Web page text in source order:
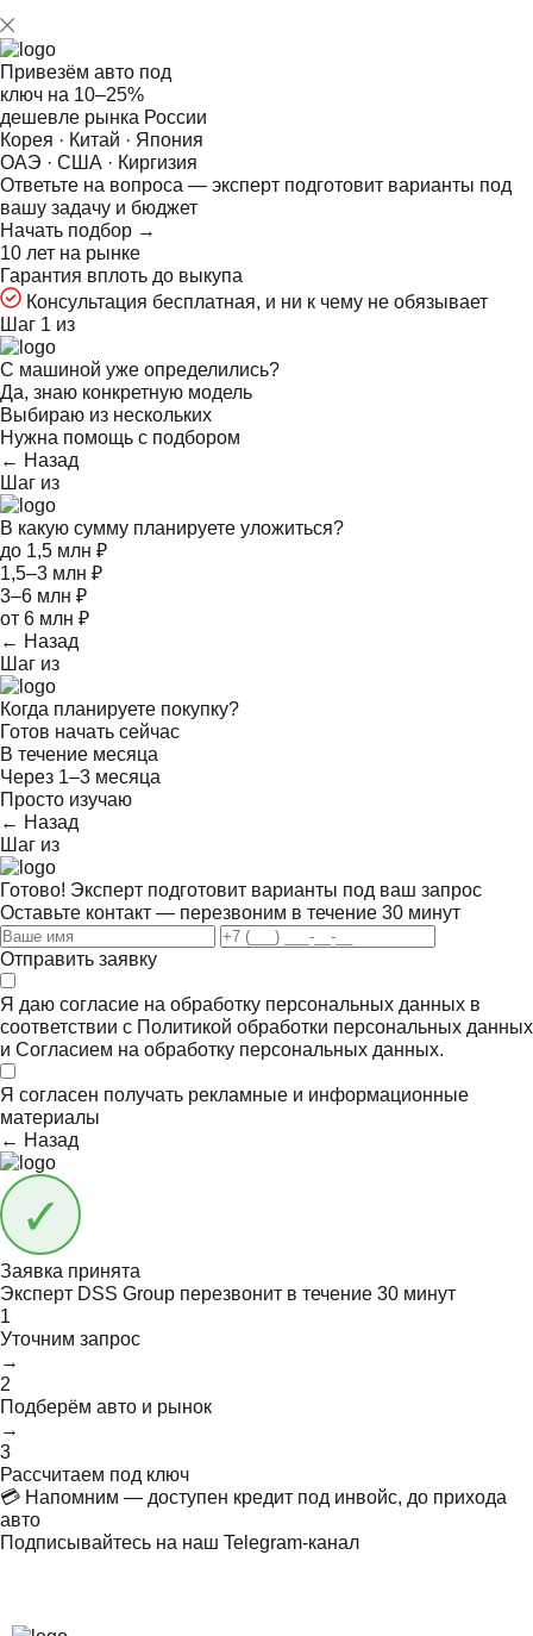
Привезём авто под
ключ на 10–25%
дешевле рынка России
Корея · Китай · Япония
ОАЭ · США · Киргизия
Ответьте на вопроса — эксперт подготовит варианты под
вашу задачу и бюджет
Начать подбор →
10 лет на рынке
Гарантия вплоть до выкупа
Консультация бесплатная, и ни к чему не обязывает
Шаг 1 из
С машиной уже определились?
Да, знаю конкретную модель
Выбираю из нескольких
Нужна помощь с подбором
← Назад
Шаг из
В какую сумму планируете уложиться?
до 1,5 млн ₽
1,5–3 млн ₽
3–6 млн ₽
от 6 млн ₽
← Назад
Шаг из
Когда планируете покупку?
Готов начать сейчас
В течение месяца
Через 1–3 месяца
Просто изучаю
← Назад
Шаг из
Готово! Эксперт подготовит варианты под ваш запрос
Оставьте контакт — перезвоним в течение 30 минут
Отправить заявку
Я даю согласие на обработку персональных данных в
соответствии с Политикой обработки персональных данных
и Согласием на обработку персональных данных.
Я согласен получать рекламные и информационные
материалы
← Назад
Заявка принята
Эксперт DSS Group перезвонит в течение 30 минут
1
Уточним запрос
→
2
Подберём авто и рынок
→
3
Рассчитаем под ключ
💳 Напомним — доступен кредит под инвойс, до прихода
авто
Подписывайтесь на наш Telegram-канал